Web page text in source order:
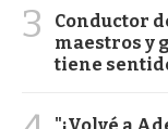
3
Conductor
maestros y
tiene